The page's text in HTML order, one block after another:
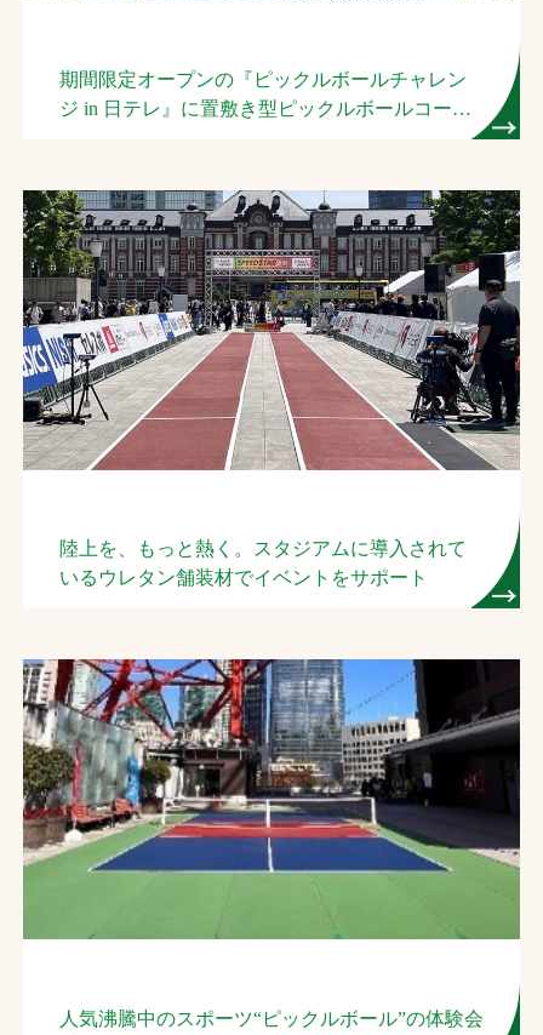
期間限定オープンの『ピックルボールチャレン
ジ in 日テレ』に置敷き型ピックルボールコート
陸上を、もっと熱く。スタジアムに導入されて
いるウレタン舗装材でイベントをサポート
人気沸騰中のスポーツ“ピックルボール”の体験会